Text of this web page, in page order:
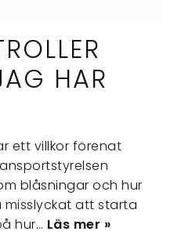
HAR
ett villkor förenat
blåsningar och hur
att starta
hur… Läs mer »